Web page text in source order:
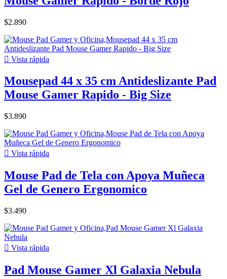
$2.890
 Vista rápida
Mousepad 44 x 35 cm Antideslizante Pad
Mouse Gamer Rapido - Big Size
$3.890
 Vista rápida
Mouse Pad de Tela con Apoya Muñeca
Gel de Genero Ergonomico
$3.490
 Vista rápida
Pad Mouse Gamer Xl Galaxia Nebula